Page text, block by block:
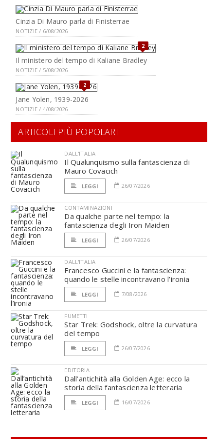
Cinzia Di Mauro parla di Finisterrae
NOTIZIE / 6/08/2026
2
Il ministero del tempo di Kaliane Bradley
NOTIZIE / 5/08/2026
2
Jane Yolen, 1939-2026
NOTIZIE / 4/08/2026
ARTICOLI PIÙ POPOLARI
DALL'ITALIA
Il Qualunquismo sulla fantascienza di
Mauro Covacich
LEGGI 26/07/2026
CONTAMINAZIONI
Da qualche parte nel tempo: la
fantascienza degli Iron Maiden
LEGGI 26/07/2026
DALL'ITALIA
Francesco Guccini e la fantascienza:
quando le stelle incontravano l’ironia
LEGGI 7/08/2026
FUMETTI
Star Trek: Godshock, oltre la curvatura
del tempo
LEGGI 26/07/2026
EDITORIA
Dall’antichità alla Golden Age: ecco la
storia della fantascienza letteraria
LEGGI 16/07/2026